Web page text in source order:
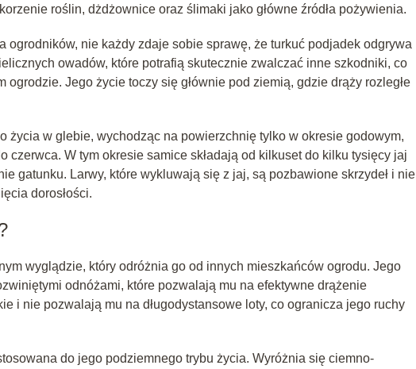
roślin, dżdżownice oraz ślimaki jako główne źródła pożywienia.
ogrodników, nie każdy zdaje sobie sprawę, że turkuć podjadek odgrywa
owadów, które potrafią skutecznie zwalczać inne szkodniki, co
Jego życie toczy się głównie pod ziemią, gdzie drąży rozległe
życia w glebie, wychodząc na powierzchnię tylko w okresie godowym,
czerwca. W tym okresie samice składają od kilkuset do kilku tysięcy jaj
gatunku. Larwy, które wykluwają się z jaj, są pozbawione skrzydeł i nie
dorosłości.
wyglądzie, który odróżnia go od innych mieszkańców ogrodu. Jego
odnóżami, które pozwalają mu na efektywne drążenie
i nie pozwalają mu na długodystansowe loty, co ogranicza jego ruchy
do jego podziemnego trybu życia. Wyróżnia się ciemno-